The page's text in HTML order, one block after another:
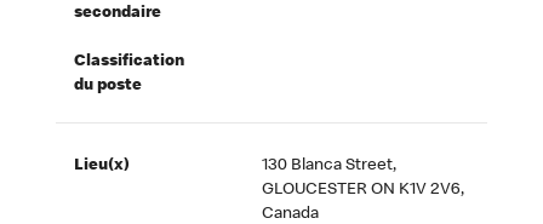
secondaire
Classification
du poste
Lieu(x)
130 Blanca Street,
GLOUCESTER ON K1V 2V6,
Canada